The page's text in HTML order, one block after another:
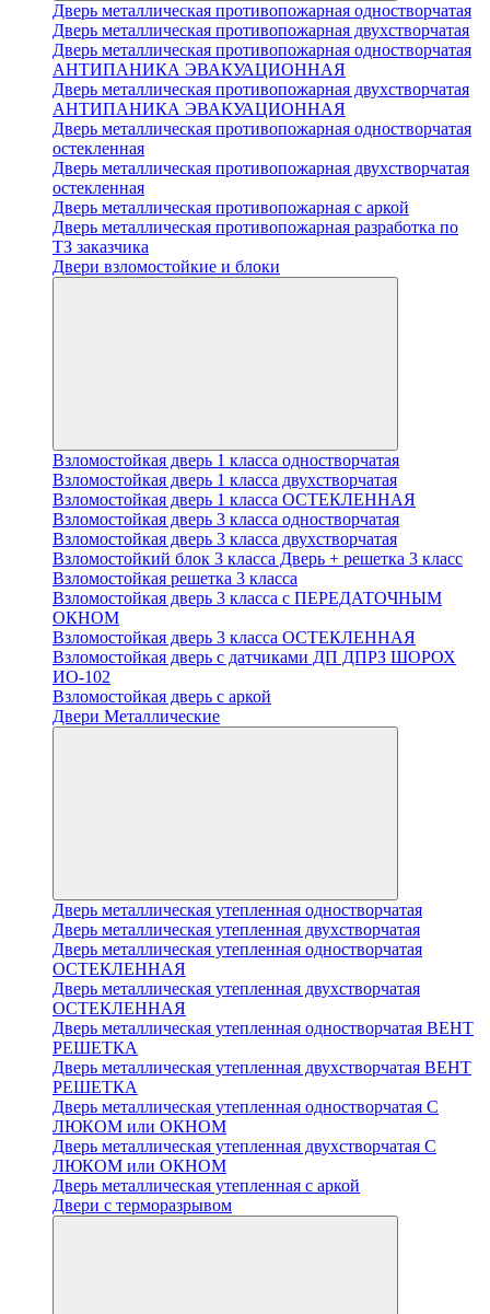
Дверь металлическая противопожарная одностворчатая
Дверь металлическая противопожарная двухстворчатая
Дверь металлическая противопожарная одностворчатая
АНТИПАНИКА ЭВАКУАЦИОННАЯ
Дверь металлическая противопожарная двухстворчатая
АНТИПАНИКА ЭВАКУАЦИОННАЯ
Дверь металлическая противопожарная одностворчатая
остекленная
Дверь металлическая противопожарная двухстворчатая
остекленная
Дверь металлическая противопожарная с аркой
Дверь металлическая противопожарная разработка по
ТЗ заказчика
Двери взломостойкие и блоки
Взломостойкая дверь 1 класса одностворчатая
Взломостойкая дверь 1 класса двухстворчатая
Взломостойкая дверь 1 класса ОСТЕКЛЕННАЯ
Взломостойкая дверь 3 класса одностворчатая
Взломостойкая дверь 3 класса двухстворчатая
Взломостойкий блок 3 класса Дверь + решетка 3 класс
Взломостойкая решетка 3 класса
Взломостойкая дверь 3 класса с ПЕРЕДАТОЧНЫМ
ОКНОМ
Взломостойкая дверь 3 класса ОСТЕКЛЕННАЯ
Взломостойкая дверь с датчиками ДП ДПРЗ ШОРОХ
ИО-102
Взломостойкая дверь с аркой
Двери Металлические
Дверь металлическая утепленная одностворчатая
Дверь металлическая утепленная двухстворчатая
Дверь металлическая утепленная одностворчатая
ОСТЕКЛЕННАЯ
Дверь металлическая утепленная двухстворчатая
ОСТЕКЛЕННАЯ
Дверь металлическая утепленная одностворчатая ВЕНТ
РЕШЕТКА
Дверь металлическая утепленная двухстворчатая ВЕНТ
РЕШЕТКА
Дверь металлическая утепленная одностворчатая С
ЛЮКОМ или ОКНОМ
Дверь металлическая утепленная двухстворчатая С
ЛЮКОМ или ОКНОМ
Дверь металлическая утепленная с аркой
Двери с терморазрывом